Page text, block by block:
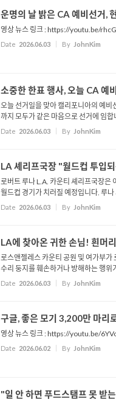
운명의 날 밝은 CA 예비선거
영상 뉴스 링크 : https://youtu.be/
Date 2026.06.03 By JohnKim
소중한 한표 행사, 오늘 CA
오늘 선거일을 맞아 캘리포니아의 예
까지 모두가 같은 마음으로 선거에 임합
Date 2026.06.03 By JohnKim
LA 셰리프국장 "월드컵 투입
로버트 루나 L.A. 카운티 셰리프국장은
월드컵 경기가 치러질 예정입니다. 루나
Date 2026.06.03 By JohnKim
LA에 찾아온 귀한 손님! 흰머
로스앤젤레스 카운티 공원 및 여가부가
수리 둥지를 훼손하거나 방해하는 행위
Date 2026.06.03 By JohnKim
구글, 좋은 모기 3,200만 마
영상 뉴스 링크 : https://youtu.be/
Date 2026.06.02 By JohnKim
"일 안 하면 푸드스탬프 못 받